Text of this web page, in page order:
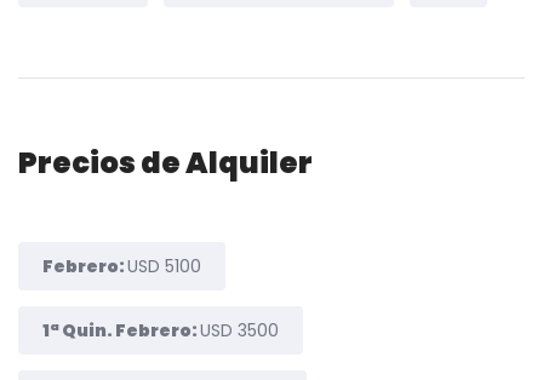
Precios de Alquiler
Febrero:USD 5100
1ª Quin. Febrero:USD 3500